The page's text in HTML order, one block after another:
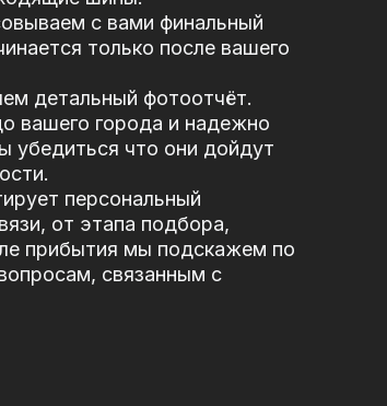
с вами финальный
только после вашего
детальный фотоотчёт.
вашего города и надежно
убедиться что они дойдут
персональный
от этапа подбора,
прибытия мы подскажем по
связанным с